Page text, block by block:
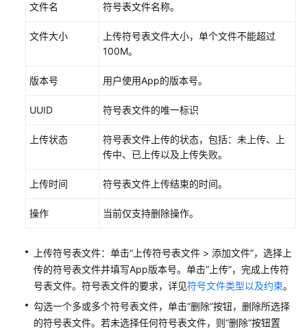
景
控
通
IAM
使
APM
限
开
通
APM
文件名 符号表文件名称。
文件大小
上传符号表文件大小，单个文件不能超过
100M。
版本号 用户使用App的版本号。
UUID 符号表文件的唯一标识
上传状态
符号表文件上传的状态，包括：未上传、上
传中、已上传以及上传失败。
上传时间 符号表文件上传结束的时间。
操作 当前仅支持删除操作。
上传符号表文件：单击“上传符号表文件 > 添加文件”，选择上
传的符号表文件并填写App版本号。单击“上传”，完成上传符
号表文件。符号表文件的要求，详见符号文件类型以及约束。
勾选一个多或多个符号表文件，单击“删除”按钮，删除所选择
的符号表文件。若未选择任何符号表文件，则“删除”按钮置